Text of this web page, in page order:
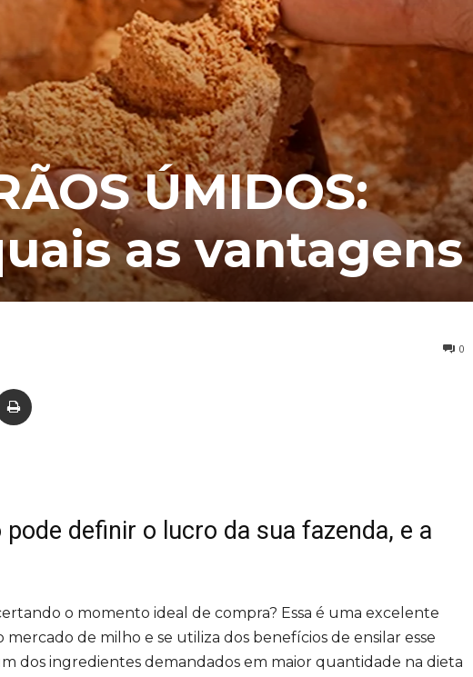
ÚMIDOS:
as vantagens
0
definir o lucro da sua fazenda, e a
o momento ideal de compra? Essa é uma excelente
de milho e se utiliza dos benefícios de ensilar esse
dos ingredientes demandados em maior quantidade na dieta